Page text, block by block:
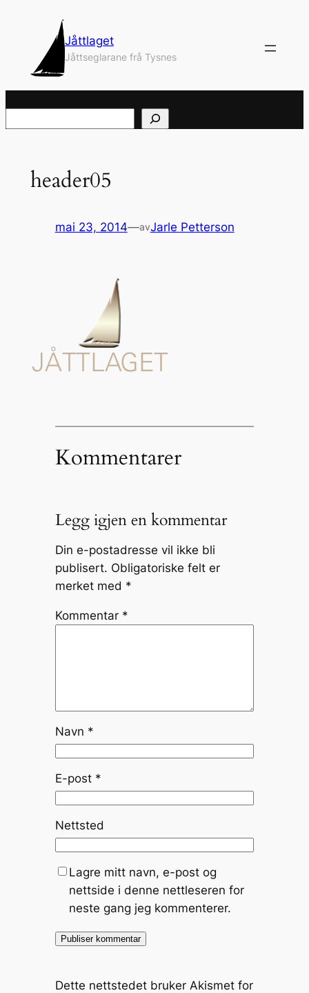
Jåttlaget
Jåttseglarane frå Tysnes
header05
mai 23, 2014—avJarle Petterson
Kommentarer
Legg igjen en kommentar
Din e-postadresse vil ikke bli
publisert. Obligatoriske felt er
merket med *
Kommentar *
Navn *
E-post *
Nettsted
Lagre mitt navn, e-post og
nettside i denne nettleseren for
neste gang jeg kommenterer.
Dette nettstedet bruker Akismet for